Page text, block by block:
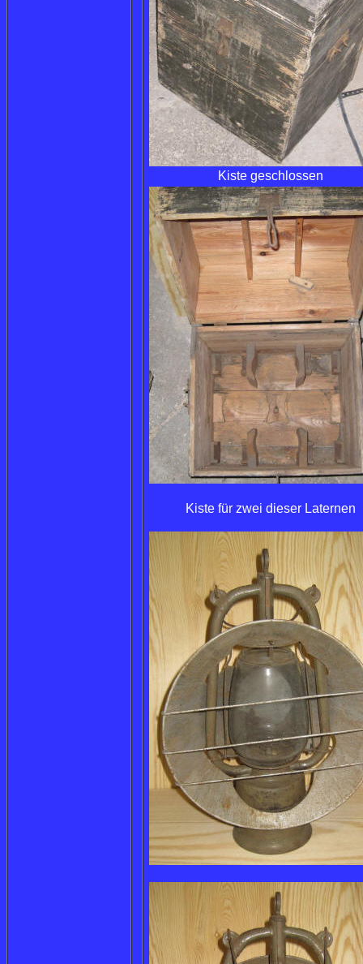
Kiste geschlossen
Kiste für zwei dieser Laternen